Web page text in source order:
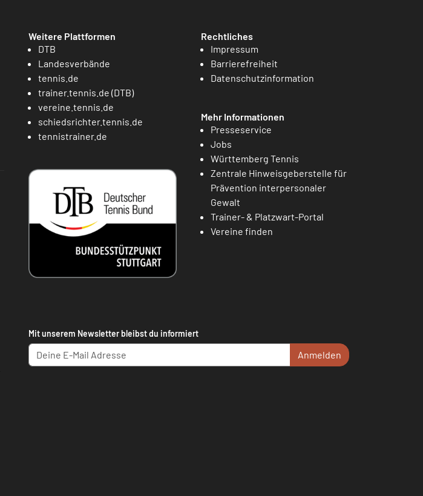
Weitere Plattformen
DTB
Landesverbände
tennis.de
trainer.tennis.de (DTB)
vereine.tennis.de
schiedsrichter.tennis.de
tennistrainer.de
Rechtliches
Impressum
Barrierefreiheit
Datenschutzinformation
Mehr Informationen
Presseservice
Jobs
Württemberg Tennis
Zentrale Hinweisgeberstelle für
Prävention interpersonaler
Gewalt
Trainer- & Platzwart-Portal
Vereine finden
Mit unserem Newsletter bleibst du informiert
Anmelden